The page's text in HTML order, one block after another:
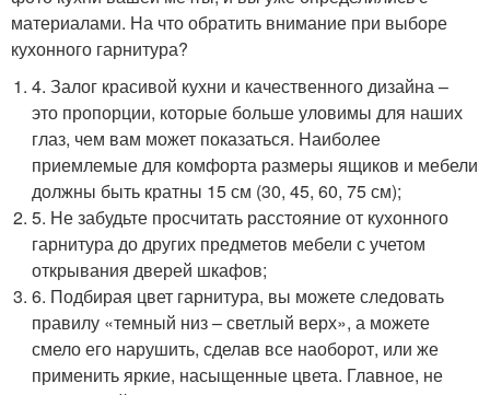
материалами. На что обратить внимание при выборе
кухонного гарнитура?
4. Залог красивой кухни и качественного дизайна –
это пропорции, которые больше уловимы для наших
глаз, чем вам может показаться. Наиболее
приемлемые для комфорта размеры ящиков и мебели
должны быть кратны 15 см (30, 45, 60, 75 см);
5. Не забудьте просчитать расстояние от кухонного
гарнитура до других предметов мебели с учетом
открывания дверей шкафов;
6. Подбирая цвет гарнитура, вы можете следовать
правилу «темный низ – светлый верх», а можете
смело его нарушить, сделав все наоборот, или же
применить яркие, насыщенные цвета. Главное, не